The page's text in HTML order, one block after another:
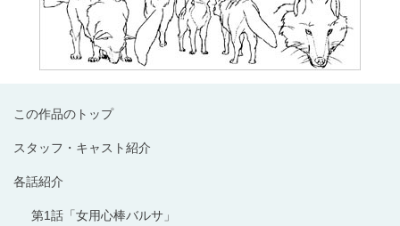
この作品のトップ
スタッフ・キャスト紹介
各話紹介
第1話「女用心棒バルサ」